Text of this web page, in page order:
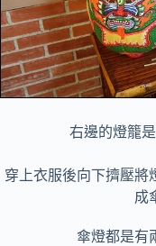
右邊的燈籠
穿上衣服後向下擠壓將
成
傘燈都是有